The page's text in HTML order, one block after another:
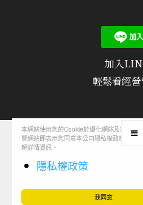
本網站使用您的Cookie於優化網站及您的瀏
覽網站即表示您同意本公司隱私權政策，您
解詳情資訊。
隱私權政策
我同意
加入
輕鬆看經
隱私權政策/使用條款